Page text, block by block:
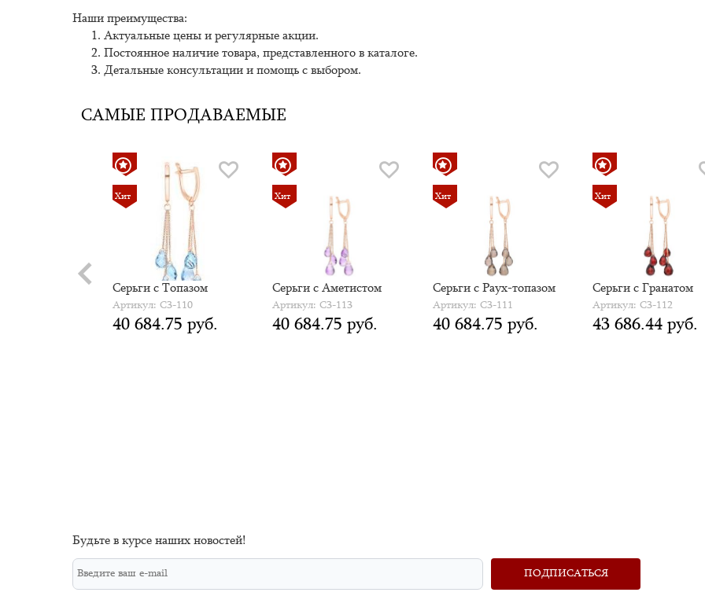
Наши преимущества:
Актуальные цены и регулярные акции.
Постоянное наличие товара, представленного в каталоге.
Детальные консультации и помощь с выбором.
САМЫЕ ПРОДАВАЕМЫЕ
Хит
Серьги с Топазом
Артикул: С3-110
40 684.75 руб.
Хит
Серьги с Аметистом
Артикул: С3-113
40 684.75 руб.
Хит
Серьги с Раух-топазом
Артикул: С3-111
40 684.75 руб.
Хит
Серьги с Гранатом
Артикул: С3-112
43 686.44 руб.
Будьте в курсе наших новостей!
ПОДПИСАТЬСЯ